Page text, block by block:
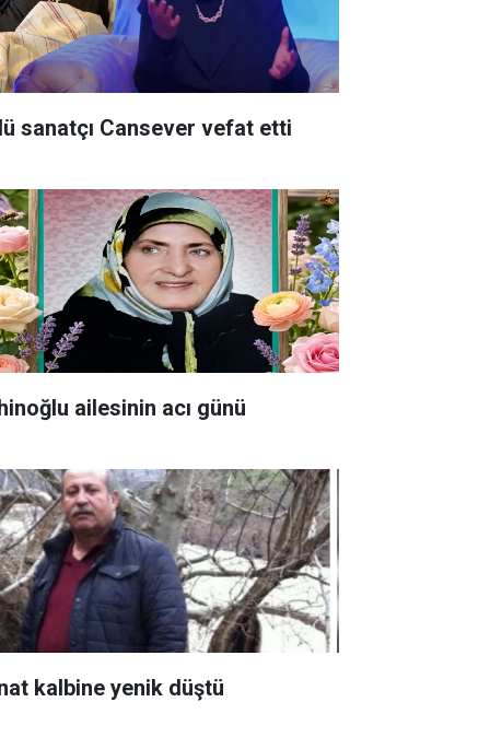
sanatçı Cansever vefat etti
ailesinin acı günü
kalbine yenik düştü